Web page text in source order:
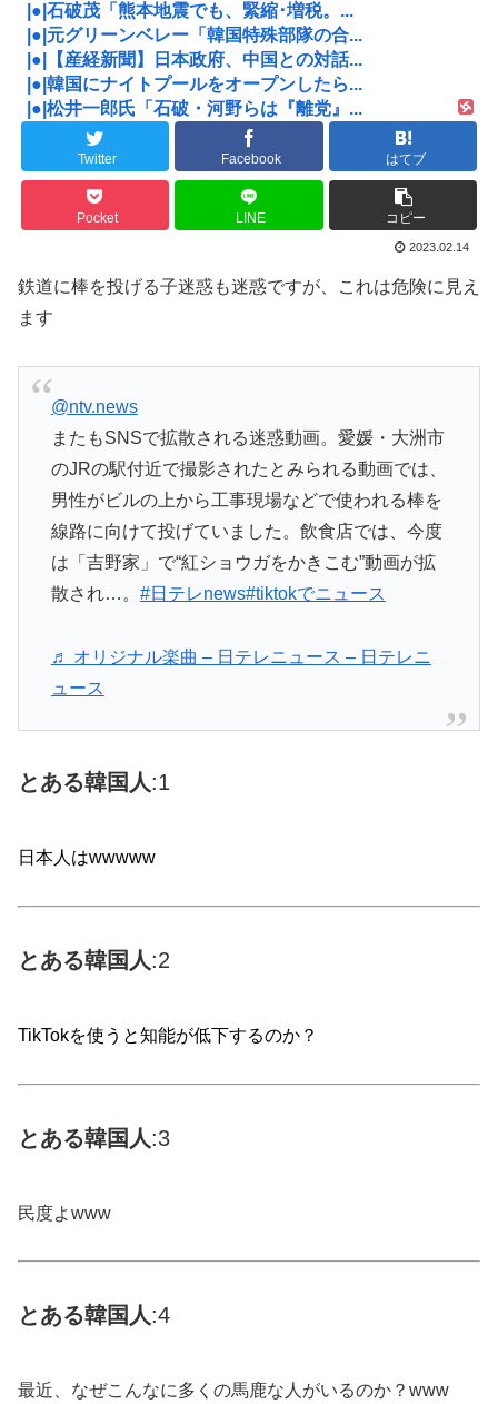
|●|石破茂「熊本地震でも、緊縮･増税。...
|●|元グリーンベレー「韓国特殊部隊の合...
|●|【産経新聞】日本政府、中国との対話...
|●|韓国にナイトプールをオープンしたら...
|●|松井一郎氏「石破・河野らは『離党』...
Twitter Facebook はてブ
Pocket LINE コピー
2023.02.14
鉄道に棒を投げる子迷惑も迷惑ですが、これは危険に見え
ます
@ntv.news
またもSNSで拡散される迷惑動画。愛媛・大洲市
のJRの駅付近で撮影されたとみられる動画では、
男性がビルの上から工事現場などで使われる棒を
線路に向けて投げていました。飲食店では、今度
は「吉野家」で“紅ショウガをかきこむ”動画が拡
散され…。 #日テレnews#tiktokでニュース
♬ オリジナル楽曲 – 日テレニュース – 日テレニ
ュース
とある韓国人:1
日本人はwwwww
とある韓国 人:2
TikTokを使うと知能が低下するのか？
とある韓国 人:3
民度よwww
とある韓国 人:4
最近、なぜこんなに多くの馬鹿な人がいるのか？www